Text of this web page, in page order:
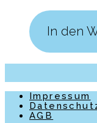
In den
Impressum
AGB